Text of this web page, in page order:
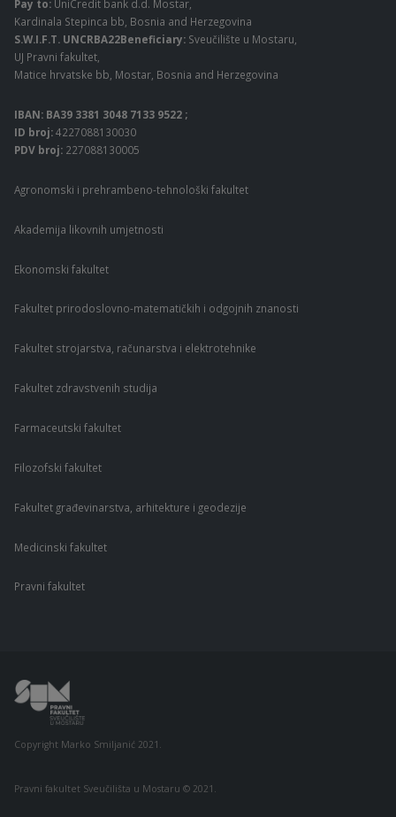
Pay to: UniCredit bank d.d. Mostar,
Kardinala Stepinca bb, Bosnia and Herzegovina
S.W.I.F.T. UNCRBA22Beneficiary: Sveučilište u Mostaru,
UJ Pravni fakultet,
Matice hrvatske bb, Mostar, Bosnia and Herzegovina
IBAN: BA39 3381 3048 7133 9522 ;
ID broj:4227088130030
PDV broj: 227088130005
Agronomski i prehrambeno-tehnološki fakultet
Akademija likovnih umjetnosti
Ekonomski fakultet
Fakultet prirodoslovno-matematičkih i odgojnih znanosti
Fakultet strojarstva, računarstva i elektrotehnike
Fakultet zdravstvenih studija
Farmaceutski fakultet
Filozofski fakultet
Fakultet građevinarstva, arhitekture i geodezije
Medicinski fakultet
Pravni fakultet
Copyright Marko Smiljanić 2021.
Pravni fakultet Sveučilišta u Mostaru © 2021.